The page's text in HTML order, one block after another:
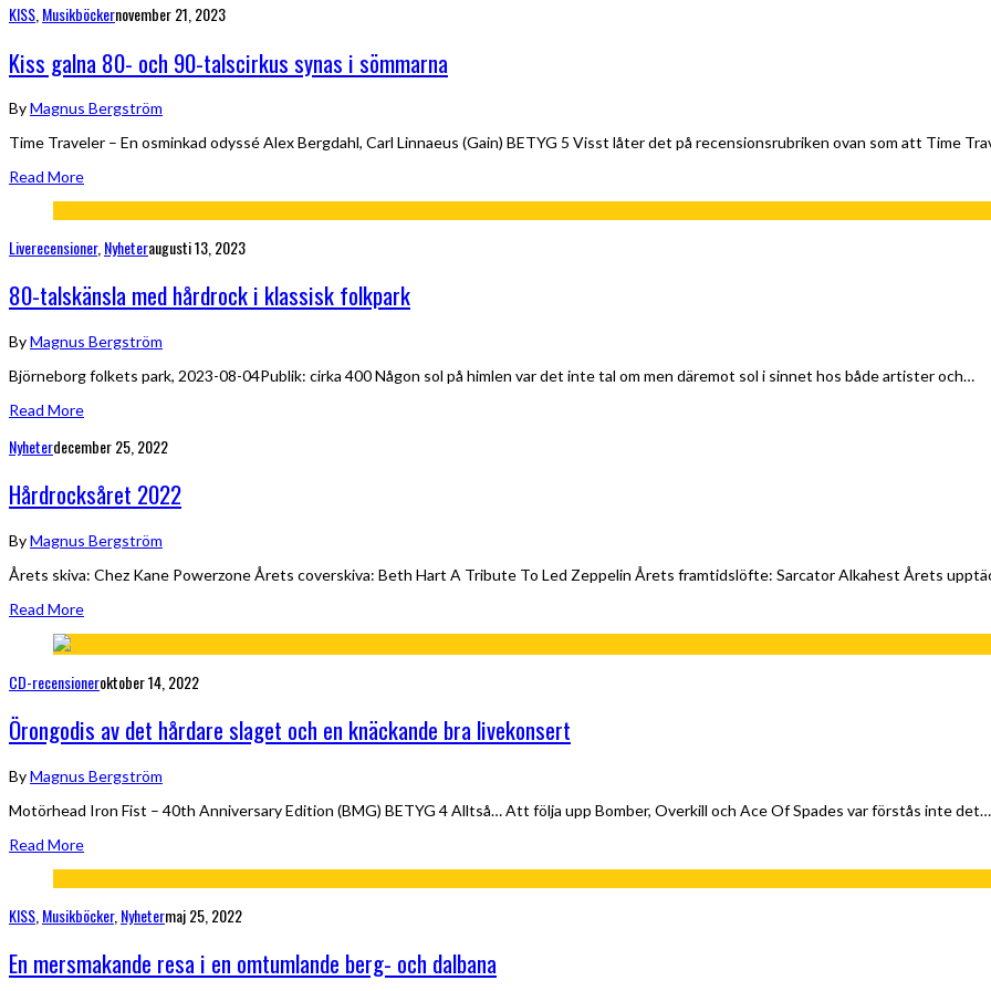
KISS Musikböckernovember 21, 2023
Kiss galna 80- och 90-talscirkus synas i sömmarna
ByMagnus Bergström
Time Traveler – En osminkad odyssé Alex Bergdahl, Carl Linnaeus (Gain) BETYG 5 Visst låter det på recensionsrubriken ovan som att Time
Read More
Liverecensioner, Nyheteraugusti 13, 2023
80-talskänsla med hårdrock i klassisk folkpark
ByMagnus Bergström
Björneborg folkets park, 2023-08-04Publik: cirka 400 Någon sol på himlen var det inte tal om men däremot sol i sinnet hos både artister och…
Read More
Nyheterdecember 25, 2022
Hårdrocksåret 2022
ByMagnus Bergström
Årets skiva: Chez Kane Powerzone Årets coverskiva: Beth Hart A Tribute To Led Zeppelin Årets framtidslöfte: Sarcator Alkahest Årets
Read More
CD-recensioneroktober 14, 2022
Örongodis av det hårdare slaget och en knäckande bra livekonsert
ByMagnus Bergström
Motörhead Iron Fist – 40th Anniversary Edition (BMG) BETYG 4 Alltså… Att följa upp Bomber, Overkill och Ace Of Spades var förstås inte det…
Read More
KISS Musikböcker, Nyhetermaj 25, 2022
En mersmakande resa i en omtumlande berg- och dalbana